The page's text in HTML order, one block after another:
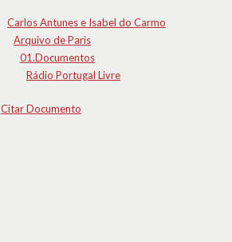
Carlos Antunes e Isabel do Carmo
Arquivo de Paris
01.Documentos
Rádio Portugal Livre
Citar Documento